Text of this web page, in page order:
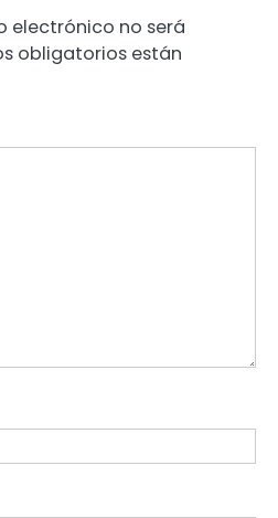
electrónico no será
obligatorios están